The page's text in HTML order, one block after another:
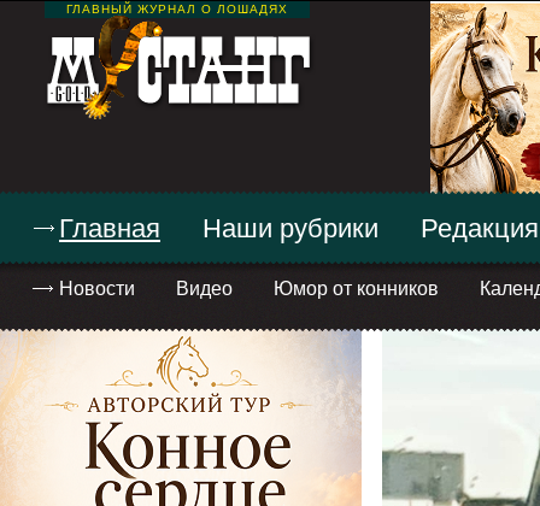
ГЛАВНЫЙ ЖУРНАЛ О ЛОШАДЯХ
Главная
Новости Видео Юмор от конников
Наши рубрики Редакция